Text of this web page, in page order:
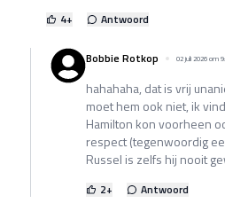
4+ Antwoord
Bobbie Rotkop 02 juli 2026 om
hahahaha, dat is vrij
moet hem ook niet, ik
Hamilton kon voorheen
respect (tegenwoordig
Russel is zelfs hij nooit
2+ Antwoord